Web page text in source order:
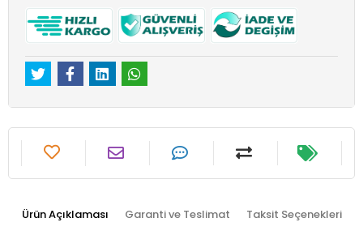
Ürün Açıklaması Garanti ve Teslimat Taksit Seçenekleri